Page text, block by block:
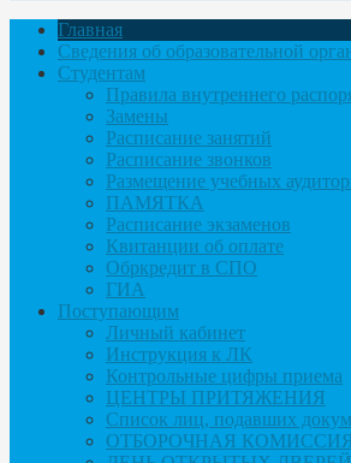
Главная
Сведения об образовательной
Студентам
Правила внутреннего
Замены
Расписание занятий
Расписание звонков
Размещение учебных
ПАМЯТКА
Расписание экзаменов
Квитанции об оплате
Обркредит в СПО
ГИА
Поступающим
Личный кабинет
Инструкция к ЛК
Контрольные цифры приема
ЦЕНТРЫ ПРИТЯЖЕНИЯ
Список лиц, подавших
ОТБОРОЧНАЯ